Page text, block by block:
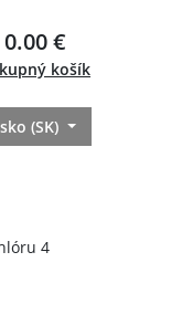
0.00 €
košík
(SK)
4